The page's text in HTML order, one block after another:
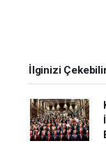
İlginizi